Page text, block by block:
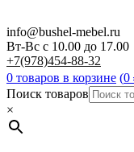
info@bushel-mebel.ru
Вт-Вс c 10.00 до 17.00
+7(978)454-88-32
0 товаров в корзине (0
Поиск товаров
×